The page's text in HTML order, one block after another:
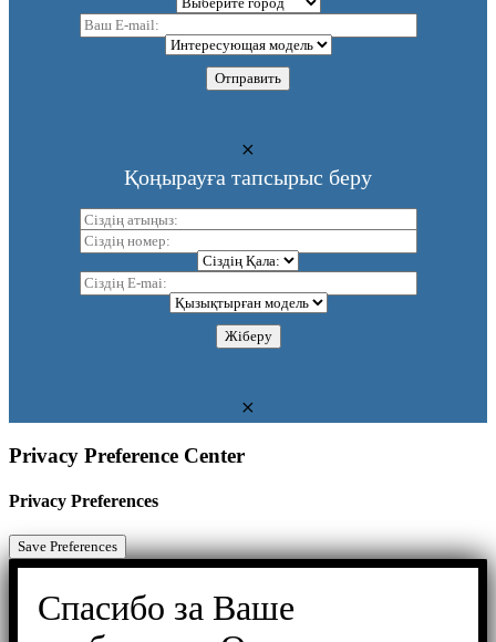
Қоңырауға тапсырыс беру
Privacy Preference Center
Privacy Preferences
Спасибо за Ваше